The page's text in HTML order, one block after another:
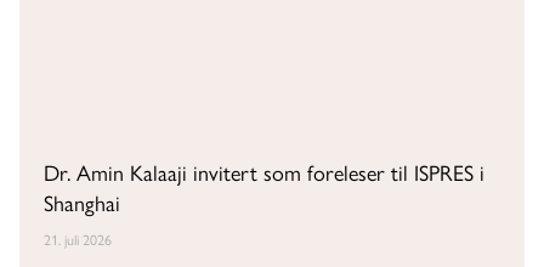
Dr. Amin Kalaaji invitert som foreleser til ISPRES i
Shanghai
21. juli 2026